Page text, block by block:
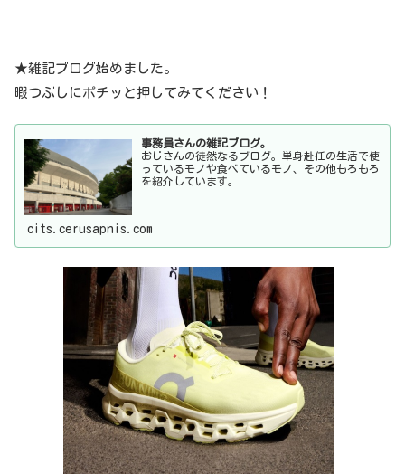
★雑記ブログ始めました。
暇つぶしにポチッと押してみてください！
事務員さんの雑記ブログ。
おじさんの徒然なるブログ。単身赴任の生活で使
っているモノや食べているモノ、その他もろもろ
を紹介しています。
cits.cerusapnis.com